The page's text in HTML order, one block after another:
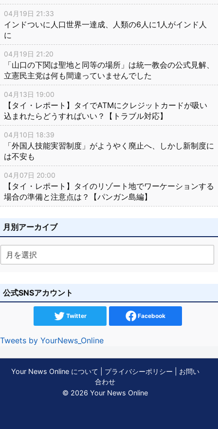
04月19日 21:33
インドついに人口世界一達成、人類の6人に1人がインド人
に
04月19日 21:20
「山口の下関は聖地と同等の場所」は統一教会の公式見解、
立憲民主党は何も間違っていませんでした
04月13日 19:00
【タイ・レポート】タイでATMにクレジットカードが吸い
込まれたらどうすればいい？【トラブル対応】
04月10日 18:39
「外国人技能実習制度」がようやく廃止へ、しかし新制度に
は不安も
04月07日 20:00
【タイ・レポート】タイのリゾート地でワーケーションする
場合の準備と注意点は？【パンガン島編】
月別アーカイブ
公式SNSアカウント
Twitter Facebook
Tweets by YourNews_Online
Your News Online について プライバシーポリシー
お問い
合わせ
© 2026 Your News Online